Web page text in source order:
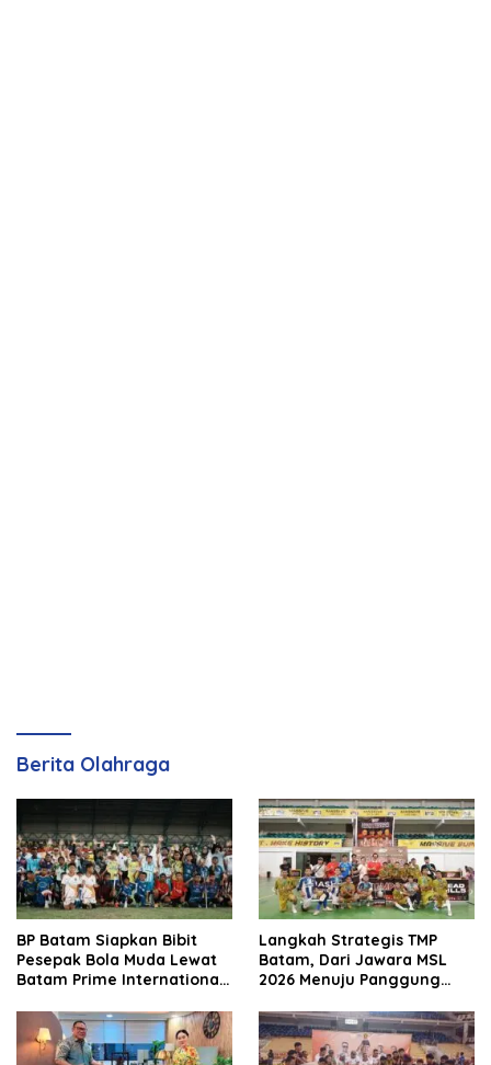
Berita Olahraga
BP Batam Siapkan Bibit
Pesepak Bola Muda Lewat
Batam Prime International
Langkah Strategis TMP
Batam, Dari Jawara MSL
2026 Menuju Panggung